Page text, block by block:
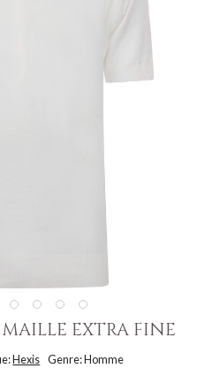
EXTRA FINE
Hexis Genre: Homme